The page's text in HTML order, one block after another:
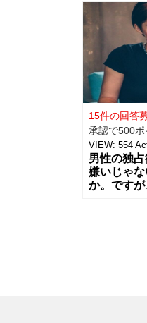
15件の回答
承認で500ポ
VIEW: 554
男性の独
嫌いじゃ
か。です